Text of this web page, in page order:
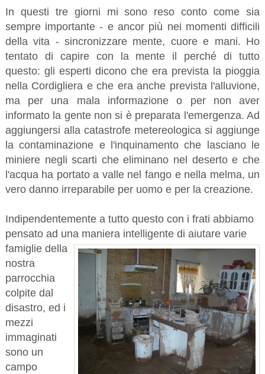
In questi tre giorni mi sono reso conto come sia
sempre importante - e ancor più nei momenti difficili
della vita - sincronizzare mente, cuore e mani. Ho
tentato di capire con la mente il perché di tutto
questo: gli esperti dicono che era prevista la pioggia
nella Cordigliera e che era anche prevista l'alluvione,
ma per una mala informazione o per non aver
informato la gente non si è preparata l'emergenza. Ad
aggiungersi alla catastrofe metereologica si aggiunge
la contaminazione e l'inquinamento che lasciano le
miniere negli scarti che eliminano nel deserto e che
l'acqua ha portato a valle nel fango e nella melma, un
vero danno irreparabile per uomo e per la creazione.
Indipendentemente a tutto questo con i frati abbiamo
pensato ad una maniera intelligente di aiutarevarie
famiglie della
nostra
parrocchia
colpite dal
disastro, ed i
mezzi
immaginati
sono un
campo